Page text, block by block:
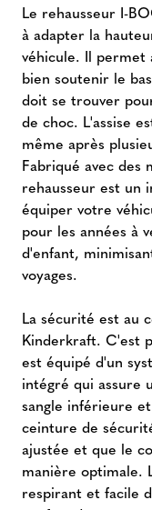
Le rehausseur I-
à adapter la
véhicule. Il permet
bien soutenir le
doit se trouver
de choc. L'assise
même après
Fabriqué avec des
rehausseur est un
équiper votre
pour les années à
d'enfant,
voyages.
La sécurité est au
Kinderkraft. C'est
est équipé d'un
intégré qui assure
sangle inférieure
ceinture de
ajustée et que le
manière optimale.
respirant et facile